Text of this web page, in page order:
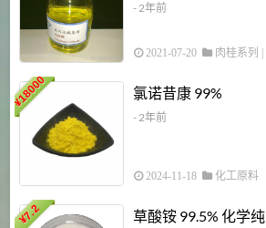
- 2年前
2021-07-20 肉桂系列
¥
18000 氯诺昔康 99%
- 2年前
2024-11-18 化工原料
¥
7.2 草酸铵 99.5% 化学纯